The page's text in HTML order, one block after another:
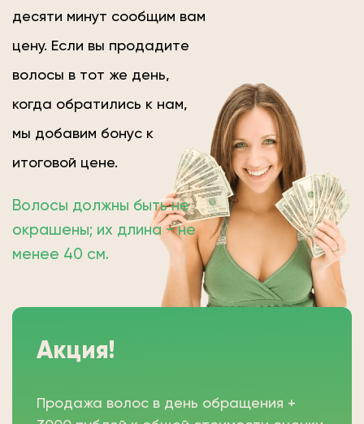
десяти минут сообщим вам
цену. Если вы продадите
волосы в тот же день,
когда обратились к нам,
мы добавим бонус к
итоговой цене.
Волосы должны быть не
окрашены; их длина − не
менее 40 см.
Акция!
Продажа волос в день обращения +